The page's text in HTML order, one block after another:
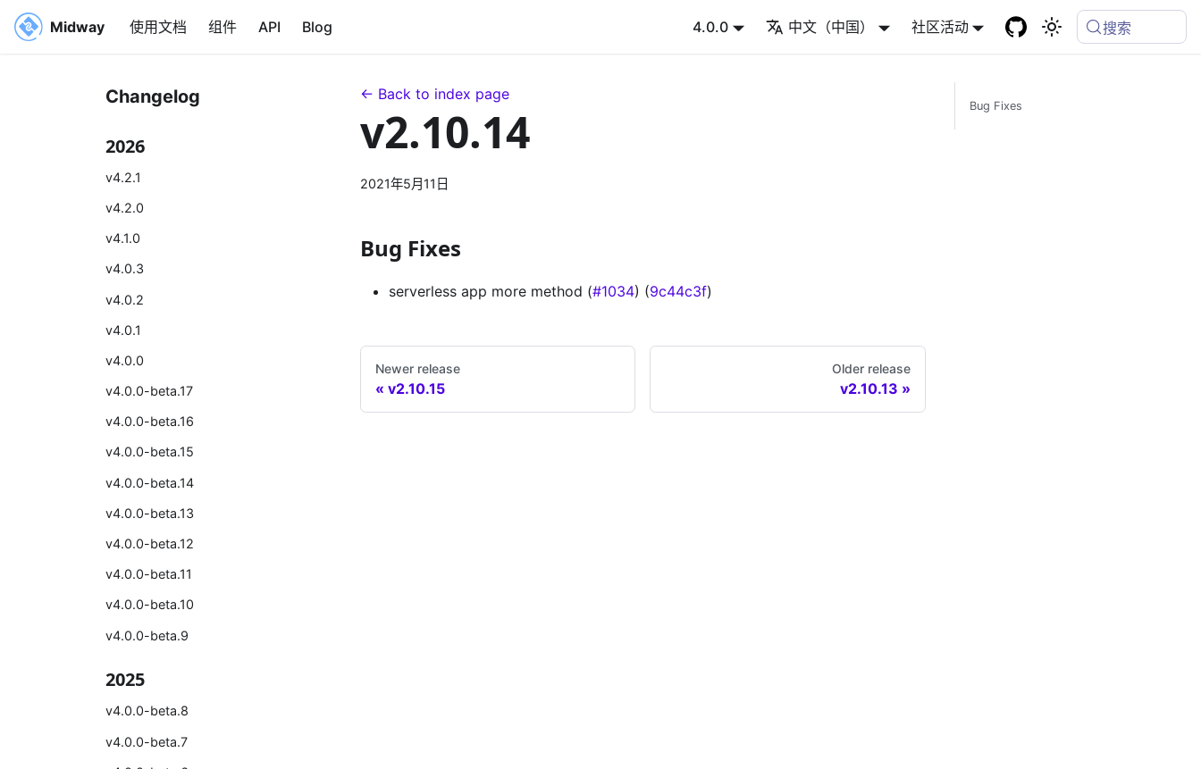
Midway 使用文档 组件 API Blog 4.0.0 中文（中国） 社区活动 搜索
Changelog
2026
v4.2.1
v4.2.0
v4.1.0
v4.0.3
v4.0.2
v4.0.1
v4.0.0
v4.0.0-beta.17
v4.0.0-beta.16
v4.0.0-beta.15
v4.0.0-beta.14
v4.0.0-beta.13
v4.0.0-beta.12
v4.0.0-beta.11
v4.0.0-beta.10
v4.0.0-beta.9
2025
v4.0.0-beta.8
v4.0.0-beta.7
← Back to index page
v2.10.14
2021年5月11日
Bug Fixes
serverless app more method (#1034) (9c44c3f)
Newer release
v2.10.15
Older release
v2.10.13
Bug Fixes